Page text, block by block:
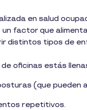
en salud
factor que
distintos tipos de
oficinas estás
(que
repetitivos.